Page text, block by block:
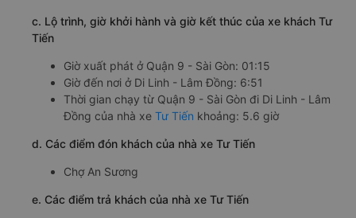
c. Lộ trình, giờ khởi hành và giờ kết thúc của xe khách Tư
Tiến
Giờ xuất phát ở Quận 9 - Sài Gòn: 01:15
Giờ đến nơi ở Di Linh - Lâm Đồng: 6:51
Thời gian chạy từ Quận 9 - Sài Gòn đi Di Linh - Lâm
Đồng của nhà xe Tư Tiến khoảng: 5.6 giờ
d. Các điểm đón khách của nhà xe Tư Tiến
Chợ An Sương
e. Các điểm trả khách của nhà xe Tư Tiến